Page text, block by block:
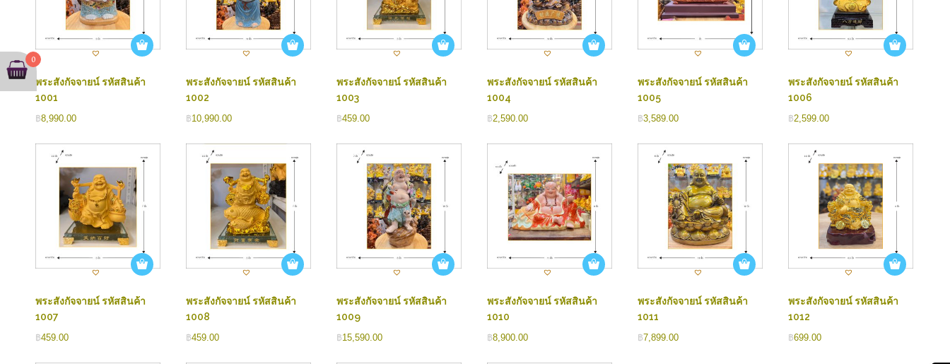
พระสังกัจจายน์ รหัสสินค้า
1001
฿8,990.00
พระสังกัจจายน์ รหัสสินค้า
1002
฿10,990.00
พระสังกัจจายน์ รหัสสินค้า
1003
฿459.00
พระสังกัจจายน์ รหัสสินค้า
1004
฿2,590.00
พระสังกัจจายน์ รหัสสินค้า
1005
฿3,589.00
พระสังกัจจายน์ รหัสสินค้า
1006
฿2,599.00
พระสังกัจจายน์ รหัสสินค้า
1007
฿459.00
พระสังกัจจายน์ รหัสสินค้า
1008
฿459.00
พระสังกัจจายน์ รหัสสินค้า
1009
฿15,590.00
พระสังกัจจายน์ รหัสสินค้า
1010
฿8,900.00
พระสังกัจจายน์ รหัสสินค้า
1011
฿7,899.00
พระสังกัจจายน์ รหัสสินค้า
1012
฿699.00
0